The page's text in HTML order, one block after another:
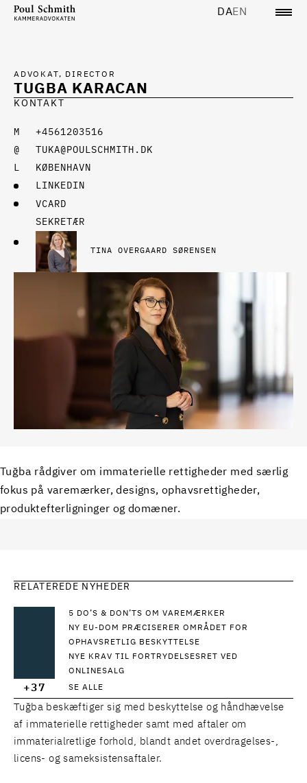
DAEN
TUGBA KARACAN
ADVOKAT, DIRECTOR
KONTAKT
+4561203516
TUKA@POULSCHMITH.DK
KØBENHAVN
LINKEDIN
VCARD
SEKRETÆR
TINA OVERGAARD SØRENSEN
Tuğba rådgiver om immaterielle rettigheder med særlig
fokus på varemærker, designs, ophavsrettigheder,
produktefterligninger og domæner.
RELATEREDE NYHEDER
5 DO’S & DON’TS OM VAREMÆRKER
NY EU-DOM PRÆCISERER OMRÅDET FOR
OPHAVSRETLIG BESKYTTELSE
NYE KRAV TIL FORTRYDELSESRET VED
ONLINESALG
+37 SE ALLE
Tuğba beskæftiger sig med beskyttelse og håndhævelse
af immaterielle rettigheder samt med aftaler om
immaterialretlige forhold, blandt andet overdragelses-,
licens- og sameksistensaftaler.